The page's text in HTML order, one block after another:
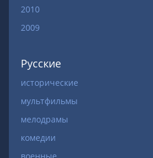
2010
2009
Русские
исторические
мультфильмы
мелодрамы
комедии